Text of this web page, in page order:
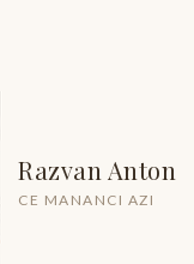
Razvan Anton
CE MANANCI AZI